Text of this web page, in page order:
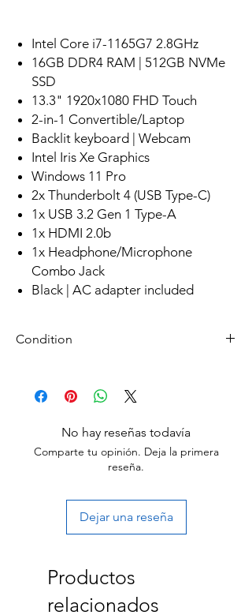
Intel Core i7-1165G7 2.8GHz
16GB DDR4 RAM | 512GB NVMe
SSD
13.3" 1920x1080 FHD Touch
2-in-1 Convertible/Laptop
Backlit keyboard | Webcam
Intel Iris Xe Graphics
Windows 11 Pro
2x Thunderbolt 4 (USB Type-C)
1x USB 3.2 Gen 1 Type-A
1x HDMI 2.0b
1x Headphone/Microphone
Combo Jack
Black | AC adapter included
Condition
Grade A: Item is overall excellent to very
good cosmetic condition. Some Grade A
others may have light scratches or other
minor blemishes.
No hay reseñas todavía
Comparte tu opinión. Deja la primera
reseña.
Dejar una reseña
Productos
relacionados